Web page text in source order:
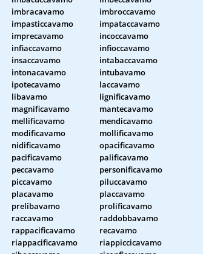
imbracavamo
imbroccavamo
impasticcavamo
impataccavamo
imprecavamo
incoccavamo
infiaccavamo
infioccavamo
insaccavamo
intabaccavamo
intonacavamo
intubavamo
ipotecavamo
laccavamo
libavamo
lignificavamo
magnificavamo
mantecavamo
mellificavamo
mendicavamo
modificavamo
mollificavamo
nidificavamo
opacificavamo
pacificavamo
palificavamo
peccavamo
personificavamo
piccavamo
piluccavamo
placavamo
placcavamo
prelibavamo
prolificavamo
raccavamo
raddobbavamo
rappacificavamo
recavamo
riappacificavamo
riappiccicavamo